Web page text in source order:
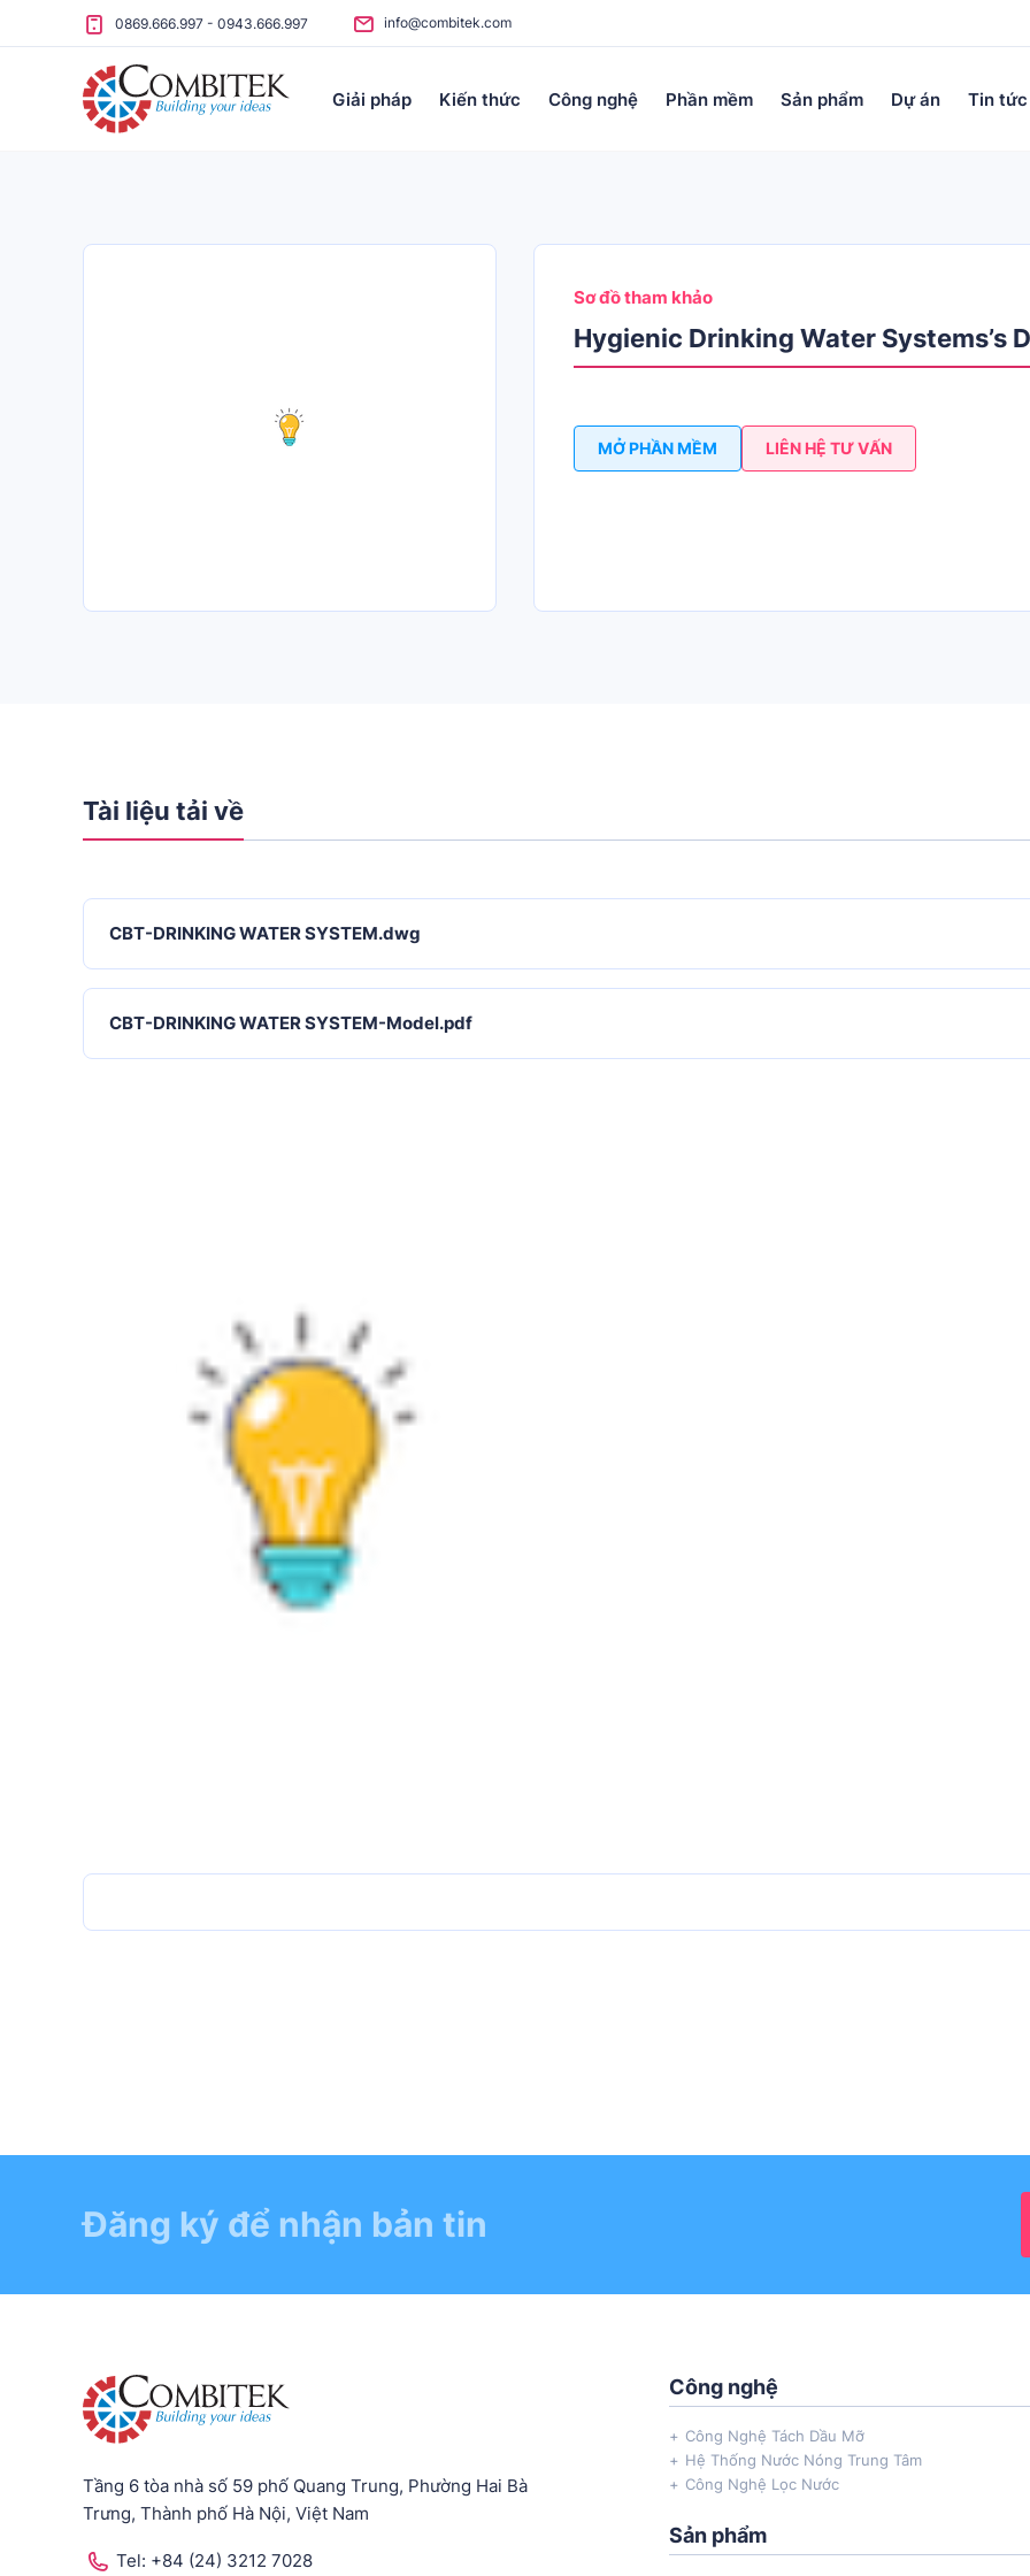
Skip to content
0869.666.997 - 0943.666.997 info@combitek.com
Giải pháp Kiến thức Công nghệ Phần mềm Sản phẩm Dự án Tin tức
Sơ đồ tham khảo
Hygienic Drinking Water Systems’s
MỞ PHẦN MỀM LIÊN HỆ TƯ VẤN
Tài liệu tải về
CBT-DRINKING WATER SYSTEM.dwg
CBT-DRINKING WATER SYSTEM-Model.pdf
Đăng ký để nhận bản tin
Công nghệ
Công Nghệ Tách Dầu Mỡ
Hệ Thống Nước Nóng Trung Tâm
Công Nghệ Lọc Nước
Sản phẩm
Tầng 6 tòa nhà số 59 phố Quang Trung, Phường Hai Bà
Trưng, Thành phố Hà Nội, Việt Nam
Tel: +84 (24) 3212 7028